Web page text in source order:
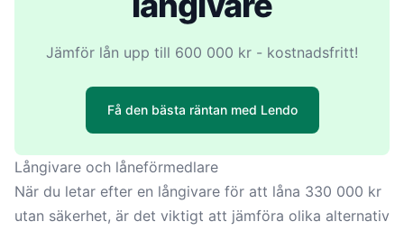
Jämför lån upp till 600 000 kr - kostnadsfritt!
Få den bästa räntan med Lendo
Långivare och låneförmedlare
När du letar efter en långivare för att låna 330 000 kr
utan säkerhet, är det viktigt att jämföra olika alternativ